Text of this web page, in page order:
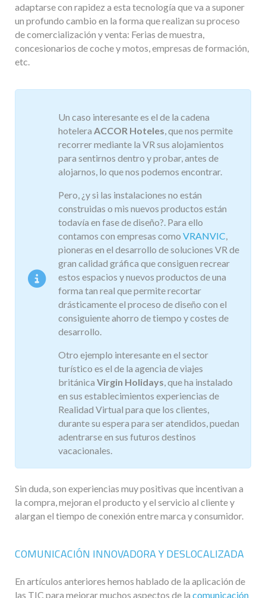
adaptarse con rapidez a esta tecnología que va a suponer
un profundo cambio en la forma que realizan su proceso
de comercialización y venta: Ferias de muestra,
concesionarios de coche y motos, empresas de formación,
etc.
Un caso interesante es el de la cadena
hotelera ACCOR Hoteles , que nos permite
recorrer mediante la VR sus alojamientos
para sentirnos dentro y probar, antes de
alojarnos, lo que nos podemos encontrar.
Pero, ¿y si las instalaciones no están
construidas o mis nuevos productos están
todavía en fase de diseño?. Para ello
contamos con empresas como VRANVIC
pioneras en el desarrollo de soluciones VR de
gran calidad gráfica que consiguen recrear
estos espacios y nuevos productos de una
forma tan real que permite recortar
drásticamente el proceso de diseño con el
consiguiente ahorro de tiempo y costes de
desarrollo.
Otro ejemplo interesante en el sector
turístico es el de la agencia de viajes
británica Virgin Holidays , que ha instalado
en sus establecimientos experiencias de
Realidad Virtual para que los clientes,
durante su espera para ser atendidos, puedan
adentrarse en sus futuros destinos
vacacionales.
Sin duda, son experiencias muy positivas que incentivan a
la compra, mejoran el producto y el servicio al cliente y
alargan el tiempo de conexión entre marca y consumidor.
COMUNICACIÓN INNOVADORA Y DESLOCALIZADA
En artículos anteriores hemos hablado de la aplicación de
las TIC para mejorar muchos aspectos de la comunicación